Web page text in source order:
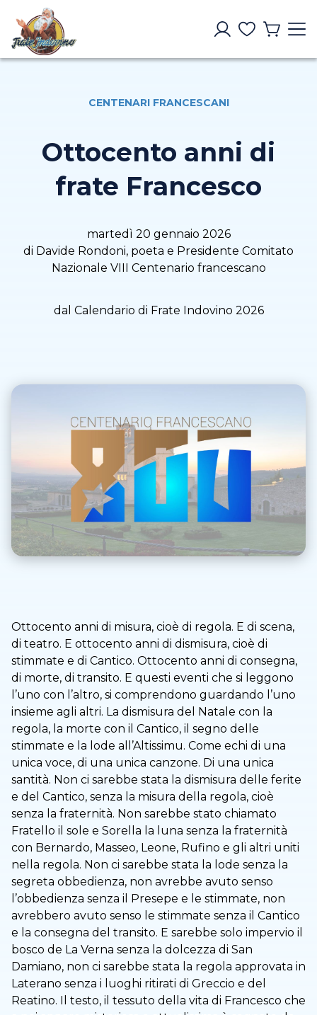
CENTENARI FRANCESCANI
Ottocento anni di
frate Francesco
martedì 20 gennaio 2026
di Davide Rondoni, poeta e Presidente Comitato
Nazionale VIII Centenario francescano
dal Calendario di Frate Indovino 2026
Ottocento anni di misura, cioè di regola. E di scena,
di teatro. E ottocento anni di dismisura, cioè di
stimmate e di Cantico. Ottocento anni di consegna,
di morte, di transito. E questi eventi che si leggono
l’uno con l’altro, si comprendono guardando l’uno
insieme agli altri. La dismisura del Natale con la
regola, la morte con il Cantico, il segno delle
stimmate e la lode all’Altissimu. Come echi di una
unica voce, di una unica canzone. Di una unica
santità. Non ci sarebbe stata la dismisura delle ferite
e del Cantico, senza la misura della regola, cioè
senza la fraternità. Non sarebbe stato chiamato
Fratello il sole e Sorella la luna senza la fraternità
con Bernardo, Masseo, Leone, Rufino e gli altri uniti
nella regola. Non ci sarebbe stata la lode senza la
segreta obbedienza, non avrebbe avuto senso
l’obbedienza senza il Presepe e le stimmate, non
avrebbero avuto senso le stimmate senza il Cantico
e la consegna del transito. E sarebbe solo impervio il
bosco de La Verna senza la dolcezza di San
Damiano, non ci sarebbe stata la regola approvata in
Laterano senza i luoghi ritirati di Greccio e del
Reatino. Il testo, il tessuto della vita di Francesco che